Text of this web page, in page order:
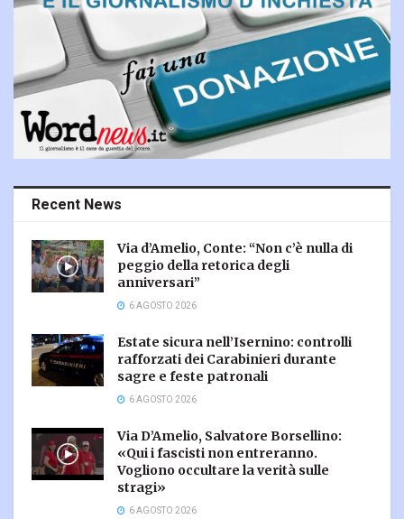
Recent News
Via d’Amelio, Conte: “Non c’è nulla di
peggio della retorica degli
anniversari”
6 AGOSTO 2026
Estate sicura nell’Isernino: controlli
rafforzati dei Carabinieri durante
sagre e feste patronali
6 AGOSTO 2026
Via D’Amelio, Salvatore Borsellino:
«Qui i fascisti non entreranno.
Vogliono occultare la verità sulle
stragi»
6 AGOSTO 2026